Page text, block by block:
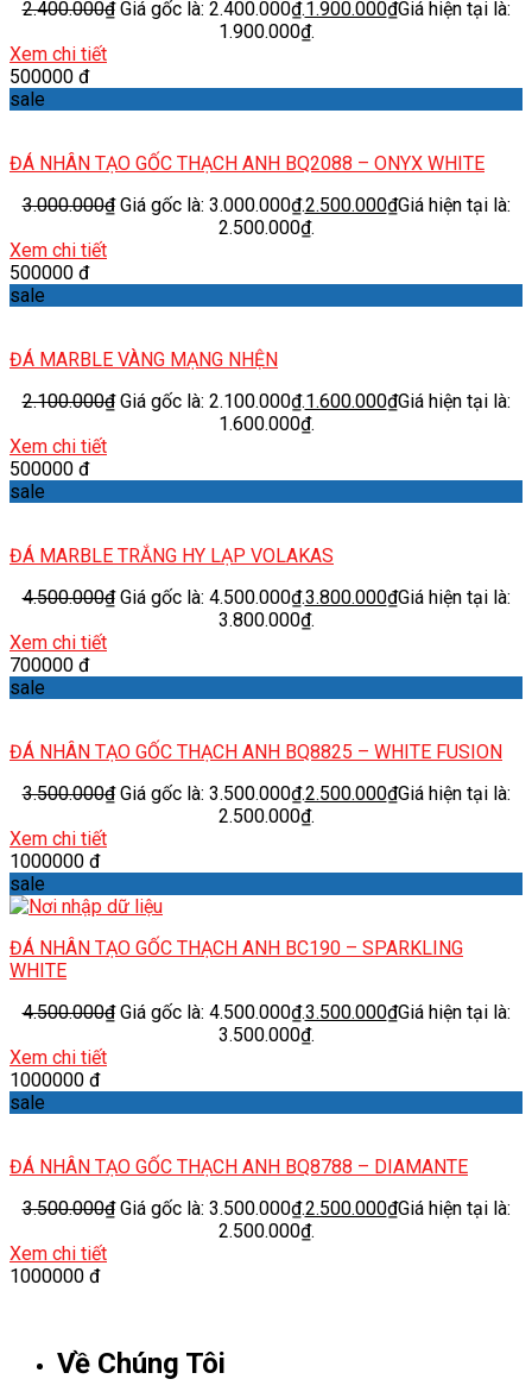
2.400.000₫ Giá gốc là: 2.400.000₫.1.900.000₫Giá hiện tại là:
1.900.000₫.
Xem chi tiết
500000 đ
sale
ĐÁ NHÂN TẠO GỐC THẠCH ANH BQ2088 – ONYX WHITE
3.000.000₫ Giá gốc là: 3.000.000₫.2.500.000₫Giá hiện tại là:
2.500.000₫.
Xem chi tiết
500000 đ
sale
ĐÁ MARBLE VÀNG MẠNG NHỆN
2.100.000₫ Giá gốc là: 2.100.000₫.1.600.000₫Giá hiện tại là:
1.600.000₫.
Xem chi tiết
500000 đ
sale
ĐÁ MARBLE TRẮNG HY LẠP VOLAKAS
4.500.000₫ Giá gốc là: 4.500.000₫.3.800.000₫Giá hiện tại là:
3.800.000₫.
Xem chi tiết
700000 đ
sale
ĐÁ NHÂN TẠO GỐC THẠCH ANH BQ8825 – WHITE FUSION
3.500.000₫ Giá gốc là: 3.500.000₫.2.500.000₫Giá hiện tại là:
2.500.000₫.
Xem chi tiết
1000000 đ
sale
ĐÁ NHÂN TẠO GỐC THẠCH ANH BC190 – SPARKLING
WHITE
4.500.000₫ Giá gốc là: 4.500.000₫.3.500.000₫Giá hiện tại là:
3.500.000₫.
Xem chi tiết
1000000 đ
sale
ĐÁ NHÂN TẠO GỐC THẠCH ANH BQ8788 – DIAMANTE
3.500.000₫ Giá gốc là: 3.500.000₫.2.500.000₫Giá hiện tại là:
2.500.000₫.
Xem chi tiết
1000000 đ
Về Chúng Tôi